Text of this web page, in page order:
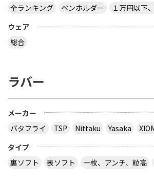
http://table-tennis.ocnk.net/ こ
おうと思っているのは Li-Ning
３月２８日～島根県で行われた
会で販売されていた 背面に「
tennis~」と書かれたデザインT
全ランキング
ペンホルダー
１万円以下
ウェア
総合
ラバー
メーカー
バタフライ
TSP Nittaku Yasaka
タイプ
裏ソフト
表ソフト 一枚、アンチ、粒高